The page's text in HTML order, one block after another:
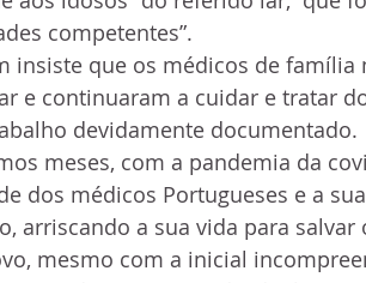
competentes”.
insiste que os médicos de família
e continuaram a cuidar e tratar
devidamente documentado.
meses, com a pandemia da
dos médicos Portugueses e a
arriscando a sua vida para
mesmo com a inicial